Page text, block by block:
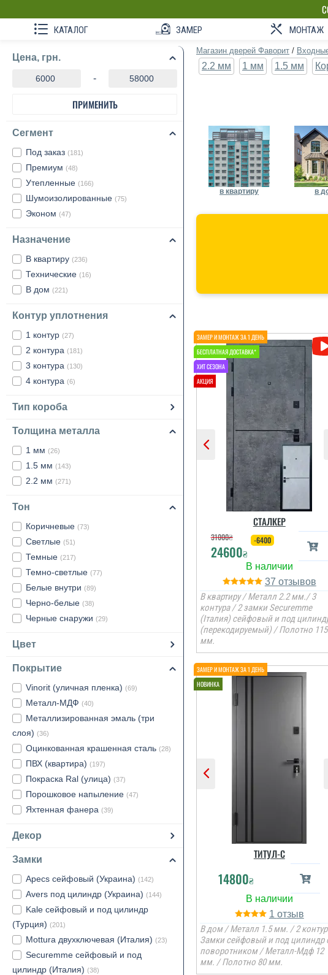
КАТАЛОГ ЗАМЕР МОНТАЖ
Цена, грн.
-
ПРИМЕНИТЬ
Сегмент
Под заказ (181)
Премиум (48)
Утепленные (166)
Шумоизолированные (75)
Эконом (47)
Назначение
В квартиру (236)
Технические (16)
В дом (221)
Контур уплотнения
1 контур (27)
2 контура (181)
3 контура (130)
4 контура (6)
Тип короба
Толщина металла
1 мм (26)
1.5 мм (143)
2.2 мм (271)
Тон
Коричневые (73)
Светлые (51)
Темные (217)
Темно-светлые (77)
Белые внутри (89)
Черно-белые (38)
Черные снаружи (29)
Цвет
Покрытие
Vinorit (уличная пленка) (69)
Металл-МДФ (40)
Металлизированная эмаль (три
слоя) (36)
Оцинкованная крашенная сталь (28)
ПВХ (квартира) (197)
Покраска Ral (улица) (37)
Порошковое напыление (47)
Яхтенная фанера (39)
Декор
Замки
Apecs сейфовый (Украина) (142)
Avers под цилиндр (Украина) (144)
Kale сейфовый и под цилиндр
(Турция) (201)
Mottura двухключевая (Италия) (23)
Securemme сейфовый и под
цилиндр (Италия) (38)
Магазин дверей Фаворит /
2.2 мм 1 мм 1.5 мм
в квартиру в
СТАЛКЕР
31000₴
24600₴
-6400
37
В квартиру / Металл 2.2 мм./ 3
контура / 2 замки Securemme
(Італия) сейфовый и под
(перекодируемый) / Полотно 115
мм.
ТИТУЛ-C
14800₴
1
В дом / Металл 1.5 мм. / 2
Замки сейфовый и под цилиндр
поворотником / Металл-Мдф 12
мм. / Полотно 80 мм.